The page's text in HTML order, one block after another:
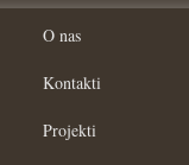
O nas
Kontakti
Projekti